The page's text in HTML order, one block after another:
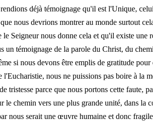
déjà témoignage qu'il est l'Unique,
nous devrions montrer au monde surtout
Seigneur nous donne cela et qu'il existe une
témoignage de la parole du Christ, du
si nous devons être emplis de gratitude
l'Eucharistie, nous ne puissions pas boire à la
tristesse parce que nous portons cette faute,
le chemin vers une plus grande unité, dans la
nous serait une œuvre humaine et donc